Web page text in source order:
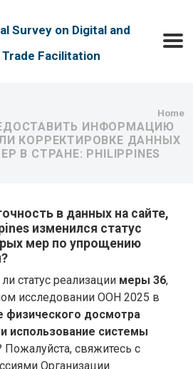
Survey on Digital and
Facilitation
Home
ИНФОРМАЦИЮ
КОРРЕКТИРОВКЕ ДАННЫХ
В СТРАНЕ: PHILIPPINES
в данных на сайте,
изменился статус
мер по упрощению
статус реализации меры 36,
исследовании ООН 2025 в
физического досмотра
использование системы
Пожалуйста, свяжитесь с
Организации